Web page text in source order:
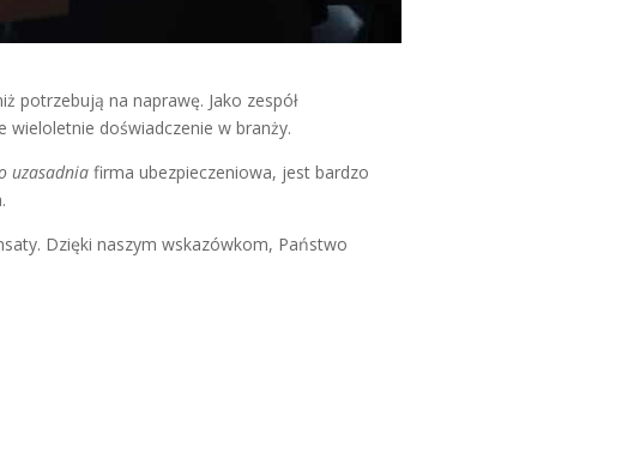
potrzebują na naprawę. Jako zespół
wieloletnie doświadczenie w branży.
uzasadnia firma ubezpieczeniowa, jest bardzo
Dzięki naszym wskazówkom, Państwo